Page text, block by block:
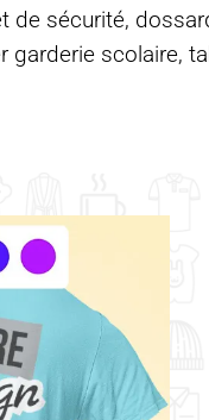
de sécurité,
garderie scolaire,